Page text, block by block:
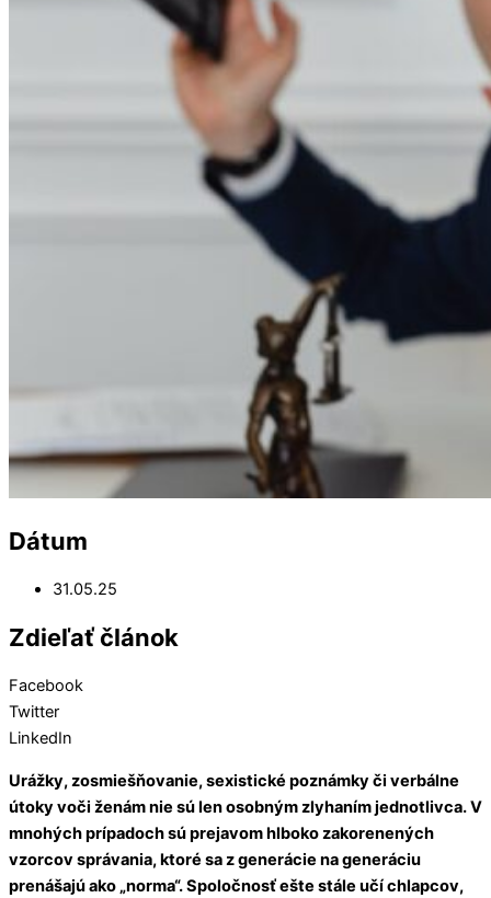
Dátum
31.05.25
Zdieľať článok
Facebook
Twitter
LinkedIn
Urážky, zosmiešňovanie, sexistické poznámky či verbálne
útoky voči ženám nie sú len osobným zlyhaním jednotlivca. V
mnohých prípadoch sú prejavom hlboko zakorenených
vzorcov správania, ktoré sa z generácie na generáciu
prenášajú ako „norma“. Spoločnosť ešte stále učí chlapcov,